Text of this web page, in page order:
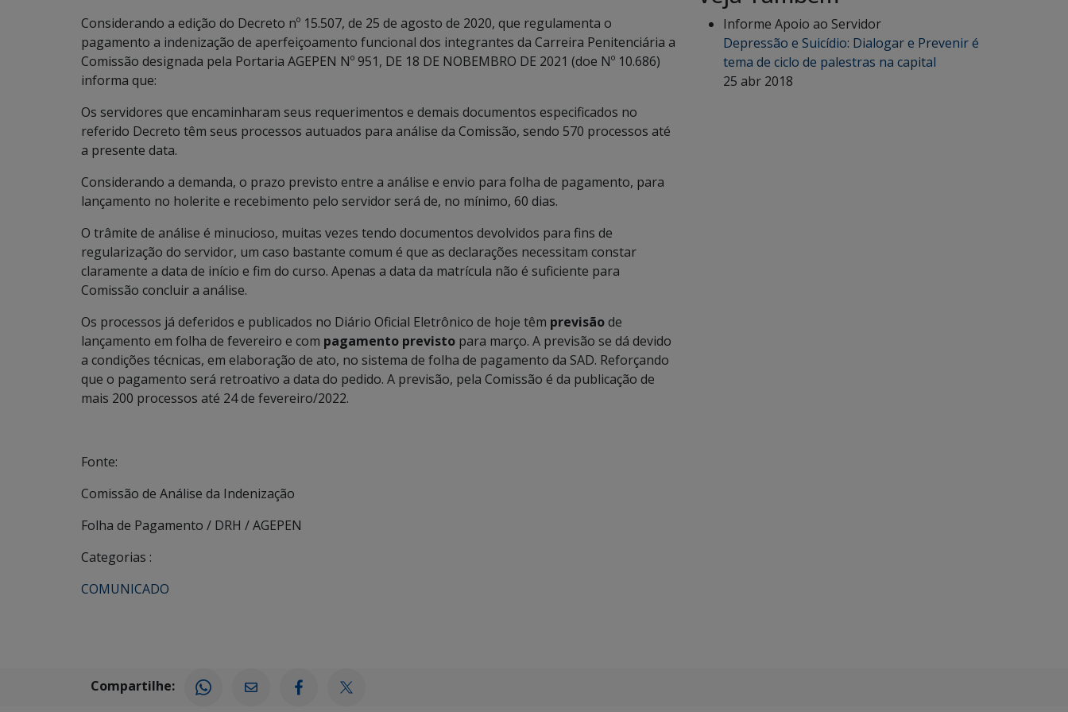
Considerando a edição do Decreto nº 15.507, de 25 de agosto de 2020, que regulamenta o
pagamento a indenização de aperfeiçoamento funcional dos integrantes da Carreira Penitenciária a
Comissão designada pela Portaria AGEPEN Nº 951, DE 18 DE NOBEMBRO DE 2021 (doe Nº 10.686)
informa que:
Os servidores que encaminharam seus requerimentos e demais documentos especificados no
referido Decreto têm seus processos autuados para análise da Comissão, sendo 570 processos até
a presente data.
Considerando a demanda, o prazo previsto entre a análise e envio para folha de pagamento, para
lançamento no holerite e recebimento pelo servidor será de, no mínimo, 60 dias.
O trâmite de análise é minucioso, muitas vezes tendo documentos devolvidos para fins de
regularização do servidor, um caso bastante comum é que as declarações necessitam constar
claramente a data de início e fim do curso. Apenas a data da matrícula não é suficiente para
Comissão concluir a análise.
Os processos já deferidos e publicados no Diário Oficial Eletrônico de hoje têm previsãode
lançamento em folha de fevereiro e com pagamento previsto para março. A previsão se dá devido
a condições técnicas, em elaboração de ato, no sistema de folha de pagamento da SAD. Reforçando
que o pagamento será retroativo a data do pedido. A previsão, pela Comissão é da publicação de
mais 200 processos até 24 de fevereiro/2022.
Fonte:
Comissão de Análise da Indenização
Folha de Pagamento / DRH / AGEPEN
Categorias :
COMUNICADO
Informe Apoio ao Servidor
Depressão e Suicídio: Dialogar e Prevenir é
tema de ciclo de palestras na capital
25 abr 2018
Compartilhe: